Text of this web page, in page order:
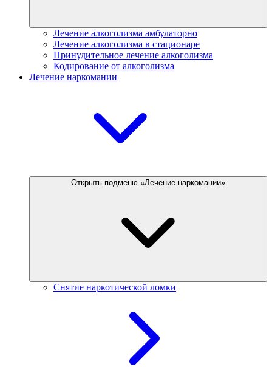
Лечение алкоголизма амбулаторно
Лечение алкоголизма в стационаре
Принудительное лечение алкоголизма
Кодирование от алкоголизма
Лечение наркомании
Открыть подменю «Лечение наркомании»
Снятие наркотической ломки